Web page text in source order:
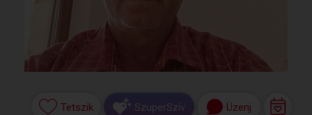
Tetszik SzuperSzív Üzenj